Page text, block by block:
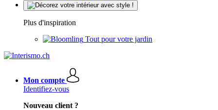
Plus d'inspiration
Tout pour votre jardin
Mon compte
Identifiez-vous
Nouveau client ?